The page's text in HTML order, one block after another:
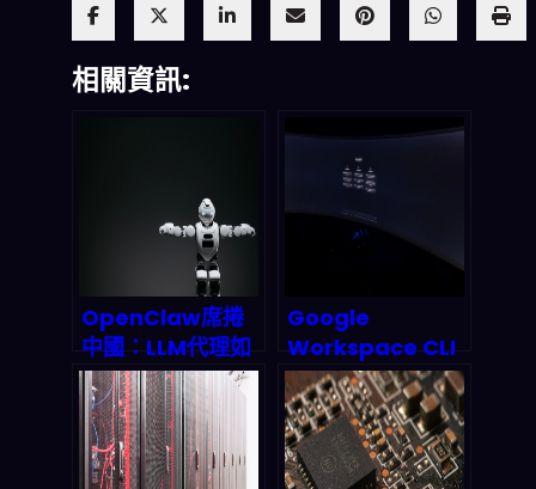
相關資訊:
OpenClaw席捲
中國：LLM代理如
何重塑金融、電商
與政府，又將如何
被監管反噬？
Google
Workspace CLI
解鎖 AI Agent 革
命：OpenClaw
如何重塑生產力
2026